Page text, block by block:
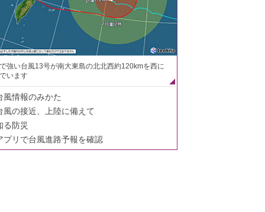
強い台風13号が南大東島の北北西約120kmを西に
います
風情報のみかた
風の接近、上陸に備えて
る防災
プリで台風進路予報を確認